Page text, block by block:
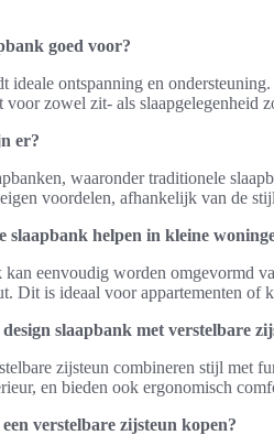
goed voor?
ideale ontspanning en
zowel zit- als slaapgelegenheid
er?
waaronder traditionele
voordelen, afhankelijk van de
slaapbank helpen in kleine
kan eenvoudig worden omgevormd
Dit is ideaal voor appartementen of
slaapbank met verstelbare
zijsteun combineren stijl met
en bieden ook ergonomisch
verstelbare zijsteun kopen?